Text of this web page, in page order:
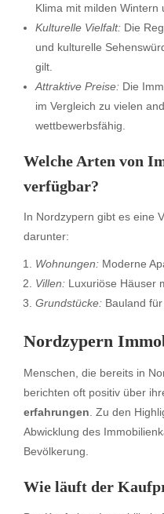
Klima mit milden Wintern
Kulturelle Vielfalt: Die
und kulturelle
gilt.
Attraktive Preise: Die
im Vergleich zu vielen
wettbewerbsfähig.
Welche Arten von
verfügbar?
In Nordzypern gibt es eine
darunter:
Wohnungen: Moderne
Villen: Luxuriöse Häuser
Grundstücke: Bauland
Nordzypern
Menschen, die bereits in
berichten oft positiv über
erfahrungen . Zu den
Abwicklung des
Bevölkerung.
Wie läuft der